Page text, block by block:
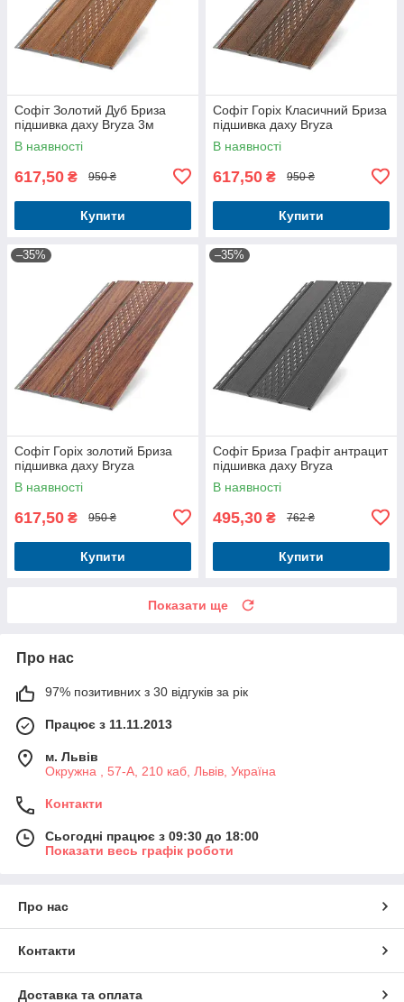
Софіт Золотий Дуб Бриза
підшивка даху Bryza 3м
В наявності
617,50 ₴ 950 ₴
Купити
Софіт Горіх Класичний Бриза
підшивка даху Bryza
В наявності
617,50 ₴ 950 ₴
Купити
–35%
Софіт Горіх золотий Бриза
підшивка даху Bryza
В наявності
617,50 ₴ 950 ₴
Купити
–35%
Софіт Бриза Графіт антрацит
підшивка даху Bryza
В наявності
495,30 ₴ 762 ₴
Купити
Показати ще
Про нас
97% позитивних з 30 відгуків за рік
Працює з 11.11.2013
м. Львів
Окружна , 57-А, 210 каб, Львів, Україна
Контакти
Сьогодні працює з 09:30 до 18:00
Показати весь графік роботи
Про нас
Контакти
Доставка та оплата